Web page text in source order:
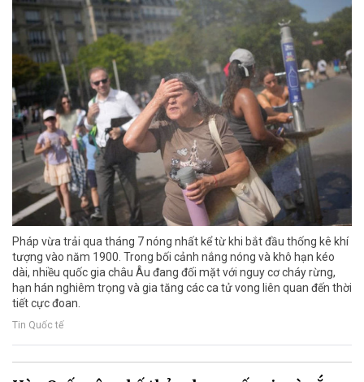
Pháp vừa trải qua tháng 7 nóng nhất kể từ khi bắt đầu thống kê khí
tượng vào năm 1900. Trong bối cảnh nắng nóng và khô hạn kéo
dài, nhiều quốc gia châu Âu đang đối mặt với nguy cơ cháy rừng,
hạn hán nghiêm trọng và gia tăng các ca tử vong liên quan đến thời
tiết cực đoan.
Tin Quốc tế